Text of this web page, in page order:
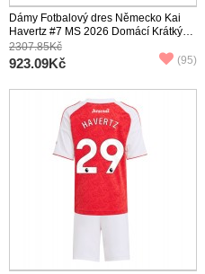
Dámy Fotbalový dres Německo Kai
Havertz #7 MS 2026 Domácí Krátký
Rukáv
2307.85Kč
923.09Kč (95)